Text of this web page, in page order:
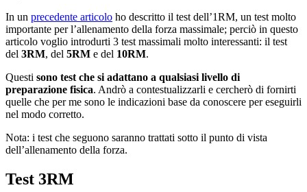
In un precedente articolo ho descritto il test dell’1RM, un test molto
importante per l’allenamento della forza massimale; perciò in questo
articolo voglio introdurti 3 test massimali molto interessanti: il test
del 3RM, del 5RM e del 10RM.
Questi sono test che si adattano a qualsiasi livello di
preparazione fisica. Andrò a contestualizzarli e cercherò di fornirti
quelle che per me sono le indicazioni base da conoscere per eseguirli
nel modo corretto.
Nota: i test che seguono saranno trattati sotto il punto di vista
dell’allenamento della forza.
Test 3RM